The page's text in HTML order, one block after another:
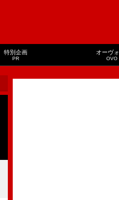
特別企画
PR
オーヴォ
OVO